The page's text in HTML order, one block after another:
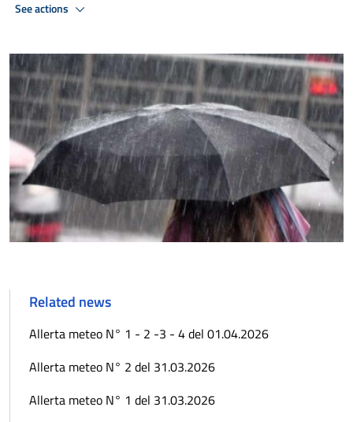
See actions
Related news
Allerta meteo N° 1 - 2 -3 - 4 del 01.04.2026
Allerta meteo N° 2 del 31.03.2026
Allerta meteo N° 1 del 31.03.2026